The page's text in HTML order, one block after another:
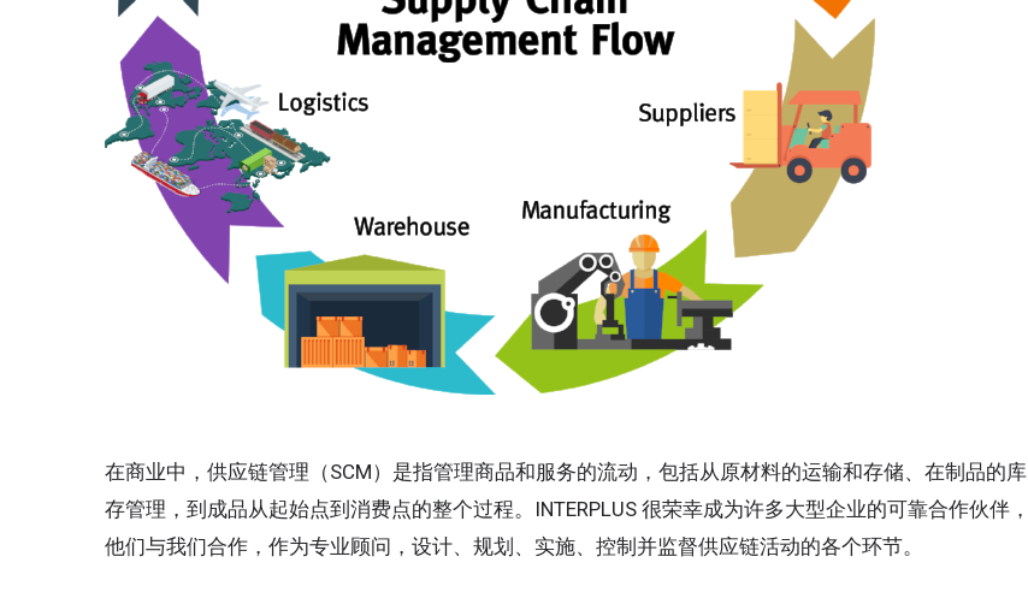
在商业中，供应链管理（SCM）是指管理商品和服务的流动，包括从原材料的运输和存储、在制品的库
存管理，到成品从起始点到消费点的整个过程。INTERPLUS 很荣幸成为许多大型企业的可靠合作伙伴，
他们与我们合作，作为专业顾问，设计、规划、实施、控制并监督供应链活动的各个环节。